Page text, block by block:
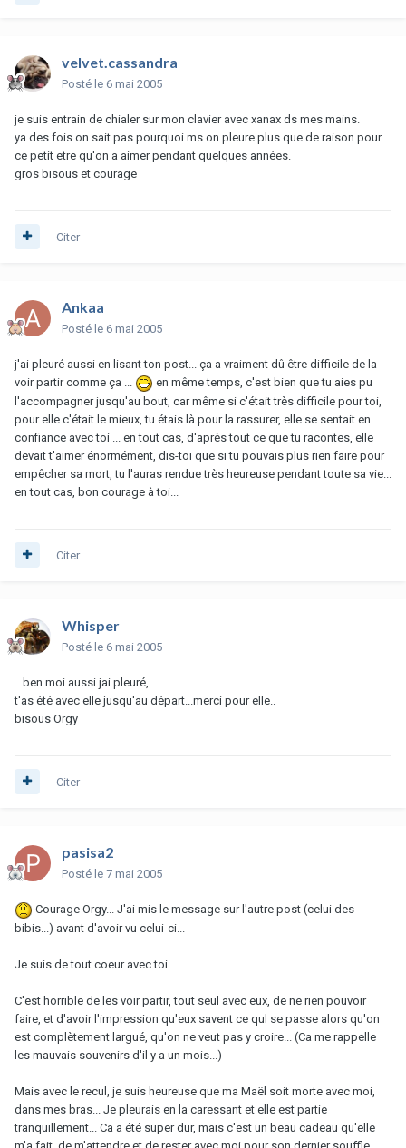
velvet.cassandra
Posté le 6 mai 2005
je suis entrain de chialer sur mon clavier avec xanax ds mes mains.
ya des fois on sait pas pourquoi ms on pleure plus que de raison pour
ce petit etre qu'on a aimer pendant quelques années.
gros bisous et courage
Citer
Ankaa
Posté le 6 mai 2005
j'ai pleuré aussi en lisant ton post... ça a vraiment dû être difficile de la
voir partir comme ça ...
en même temps, c'est bien que tu aies pu
l'accompagner jusqu'au bout, car même si c'était très difficile pour toi,
pour elle c'était le mieux, tu étais là pour la rassurer, elle se sentait en
confiance avec toi ... en tout cas, d'après tout ce que tu racontes, elle
devait t'aimer énormément, dis-toi que si tu pouvais plus rien faire pour
empêcher sa mort, tu l'auras rendue très heureuse pendant toute sa vie...
en tout cas, bon courage à toi...
Citer
Whisper
Posté le 6 mai 2005
...ben moi aussi jai pleuré, ..
t'as été avec elle jusqu'au départ...merci pour elle..
bisous Orgy
Citer
pasisa2
Posté le 7 mai 2005
Courage Orgy... J'ai mis le message sur l'autre post (celui des
bibis...) avant d'avoir vu celui-ci...
Je suis de tout coeur avec toi...
C'est horrible de les voir partir, tout seul avec eux, de ne rien pouvoir
faire, et d'avoir l'impression qu'eux savent ce qul se passe alors qu'on
est complètement largué, qu'on ne veut pas y croire... (Ca me rappelle
les mauvais souvenirs d'il y a un mois...)
Mais avec le recul, je suis heureuse que ma Maël soit morte avec moi,
dans mes bras... Je pleurais en la caressant et elle est partie
tranquillement... Ca a été super dur, mais c'est un beau cadeau qu'elle